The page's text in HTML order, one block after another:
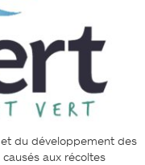
et du développement des
aux récoltes